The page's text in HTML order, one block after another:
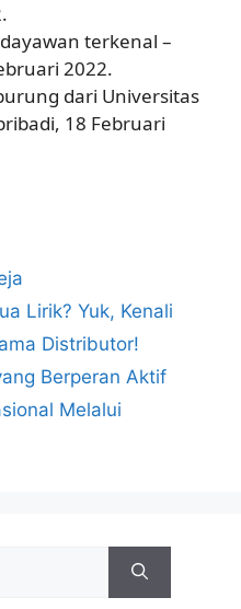
terkenal –
2022.
dari Universitas
18 Februari
Lirik? Yuk, Kenali
Distributor!
Berperan Aktif
Melalui